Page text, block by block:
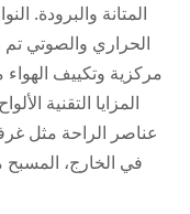
المتانة والبرودة.
الحراري والصوتي تم
مركزية وتكييف
المزايا التقنية
عناصر الراحة مثل
في الخارج،